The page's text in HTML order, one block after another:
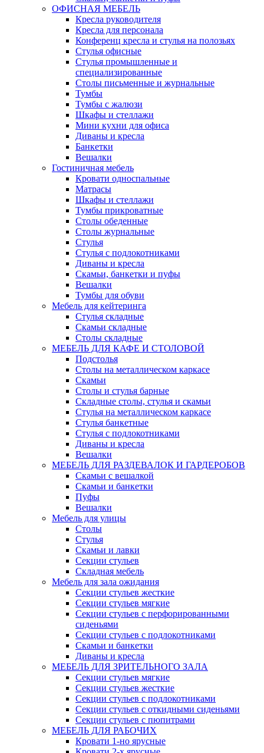
ОФИСНАЯ МЕБЕЛЬ
Кресла руководителя
Кресла для персонала
Конференц кресла и стулья на полозьях
Стулья офисные
Стулья промышленные и
специализированные
Столы письменные и журнальные
Тумбы
Тумбы с жалюзи
Шкафы и стеллажи
Мини кухни для офиса
Диваны и кресла
Банкетки
Вешалки
Гостиничная мебель
Кровати односпальные
Матрасы
Шкафы и стеллажи
Тумбы прикроватные
Столы обеденные
Столы журнальные
Стулья
Стулья с подлокотниками
Диваны и кресла
Скамьи, банкетки и пуфы
Вешалки
Тумбы для обуви
Мебель для кейтеринга
Стулья складные
Скамьи складные
Столы складные
МЕБЕЛЬ ДЛЯ КАФЕ И СТОЛОВОЙ
Подстолья
Столы на металлическом каркасе
Скамьи
Столы и стулья барные
Складные столы, стулья и скамьи
Стулья на металлическом каркасе
Стулья банкетные
Стулья с подлокотниками
Диваны и кресла
Вешалки
МЕБЕЛЬ ДЛЯ РАЗДЕВАЛОК И ГАРДЕРОБОВ
Скамьи с вешалкой
Скамьи и банкетки
Пуфы
Вешалки
Мебель для улицы
Столы
Стулья
Скамьи и лавки
Секции стульев
Складная мебель
Мебель для зала ожидания
Секции стульев жесткие
Секции стульев мягкие
Секции стульев с перфорированными
сиденьями
Секции стульев с подлокотниками
Скамьи и банкетки
Диваны и кресла
МЕБЕЛЬ ДЛЯ ЗРИТЕЛЬНОГО ЗАЛА
Секции стульев мягкие
Секции стульев жесткие
Секции стульев с подлокотниками
Секции стульев с откидными сиденьями
Секции стульев с пюпитрами
МЕБЕЛЬ ДЛЯ РАБОЧИХ
Кровати 1-но ярусные